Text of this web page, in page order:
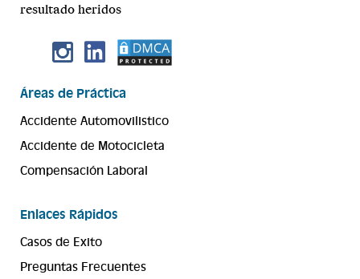
resultado heridos
Áreas de Práctica
Accidente Automovilistico
Accidente de Motocicleta
Compensación Laboral
Enlaces Rápidos
Casos de Exito
Preguntas Frecuentes